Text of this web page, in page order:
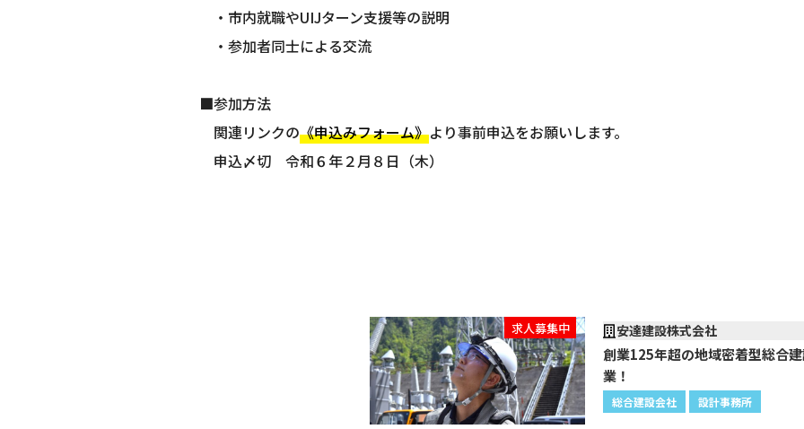
・市内就職やUIJターン支援等の説明
・参加者同士による交流
■参加方法
関連リンクの《申込みフォーム》より事前申込をお願いします。
申込〆切 令和６年２月８日（木）
求人募集中 安達建設株式会社
創業125年超の地域密着型総合
業！
総合建設会社 設計事務所